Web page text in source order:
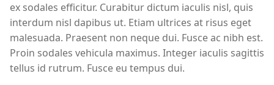
ex sodales efficitur. Curabitur dictum iaculis nisl, quis
interdum nisl dapibus ut. Etiam ultrices at risus eget
malesuada. Praesent non neque dui. Fusce ac nibh est.
Proin sodales vehicula maximus. Integer iaculis sagittis
tellus id rutrum. Fusce eu tempus dui.